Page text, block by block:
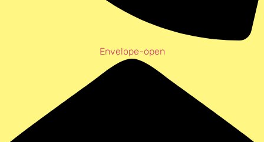
Envelope-open